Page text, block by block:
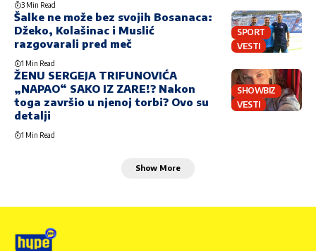
3 Min Read
SPORT
VESTI
Šalke ne može bez svojih Bosanaca:
Džeko, Kolašinac i Muslić
razgovarali pred meč
1 Min Read
SHOWBIZ
VESTI
ŽENU SERGEJA TRIFUNOVIĆA
„NAPAO“ SAKO IZ ZARE!? Nakon
toga završio u njenoj torbi? Ovo su
detalji
1 Min Read
Show More